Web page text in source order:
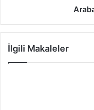
İlgili Makaleler